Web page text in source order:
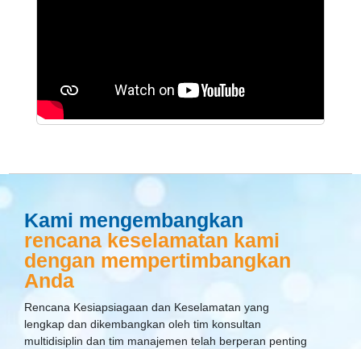
Kami mengembangkan
rencana keselamatan kami
dengan mempertimbangkan
Anda
Rencana Kesiapsiagaan dan Keselamatan yang
lengkap dan dikembangkan oleh tim konsultan
multidisiplin dan tim manajemen telah berperan penting